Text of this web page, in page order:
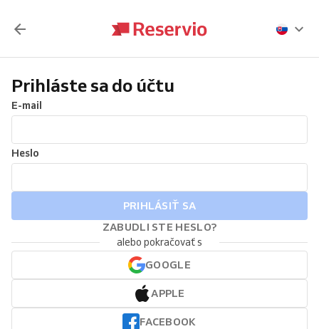
Prihláste sa do účtu
E-mail
Heslo
PRIHLÁSIŤ SA
ZABUDLI STE HESLO?
alebo pokračovať s
GOOGLE
APPLE
FACEBOOK